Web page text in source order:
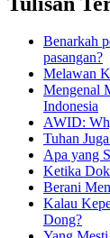
Benarkah
pasangan?
Melawan
Mengenal
Indonesia
AWID:
Tuhan
Apa yang
Ketika
Berani
Kalau
Dong?